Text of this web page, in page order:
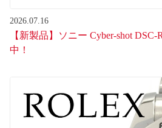
2026.07.16
【新製品】ソニー Cyber-shot
中！